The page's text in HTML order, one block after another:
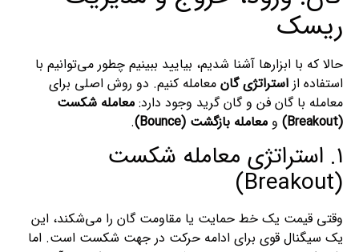
ریسک
حالا که با ابزارها آشنا شدیم، بیایید ببینیم چطور می‌توانیم با
استفاده از استراتژی گان معامله کنیم. دو روش اصلی برای
معامله با گان فن و گان گرید وجود دارد: معامله شکست
(Breakout)
و معامله بازگشت (Bounce) .
۱. استراتژی معامله شکست
(Breakout)
وقتی قیمت یک خط حمایت یا مقاومت گان را می‌شکند، این
یک سیگنال قوی برای ادامه حرکت در جهت شکست است. اما